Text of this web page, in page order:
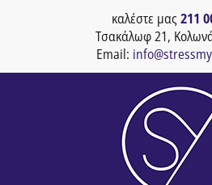
καλέστε μας 211
Τσακάλωφ 21,
Email: